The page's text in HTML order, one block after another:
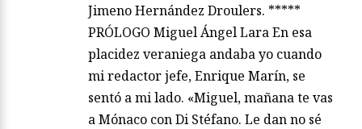
Jimeno Hernández Droulers. *****
PRÓLOGO Miguel Ángel Lara En esa
placidez veraniega andaba yo cuando
mi redactor jefe, Enrique Marín, se
sentó a mi lado. «Miguel, mañana te vas
a Mónaco con Di Stéfano. Le dan no sé